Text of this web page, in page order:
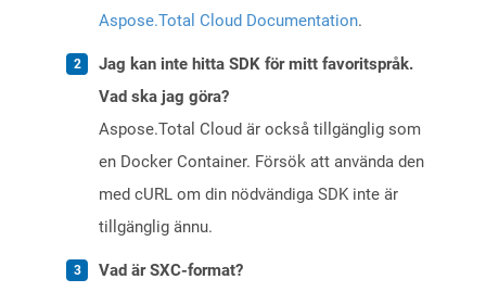
Aspose.Total Cloud Documentation.
Jag kan inte hitta SDK för mitt favoritspråk.
Vad ska jag göra?
Aspose.Total Cloud är också tillgänglig som
en Docker Container. Försök att använda den
med cURL om din nödvändiga SDK inte är
tillgänglig ännu.
Vad är SXC-format?